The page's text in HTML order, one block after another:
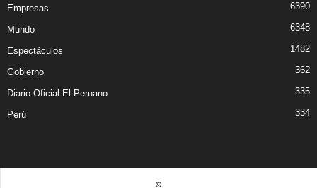
Empresas 6390
Mundo 6348
Espectáculos 1482
Gobierno 362
Diario Oficial El Peruano 335
Perú 334
©